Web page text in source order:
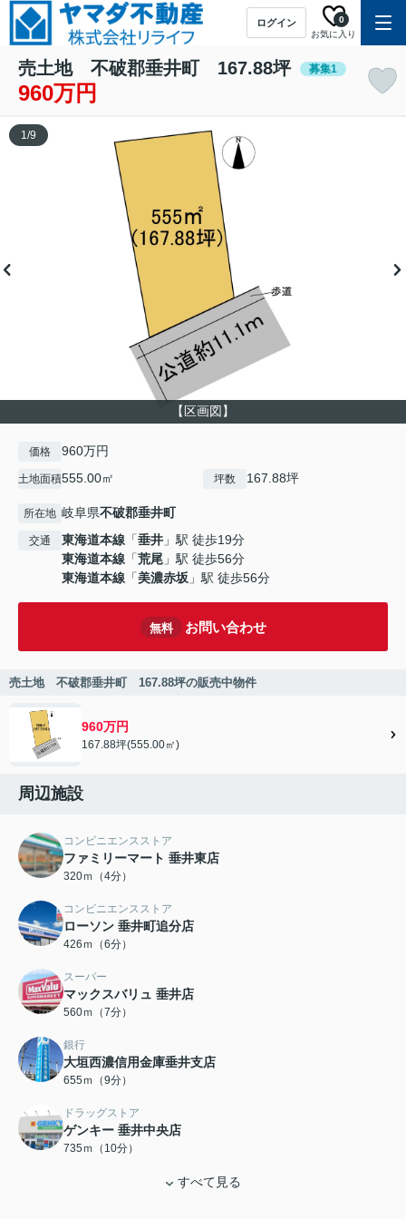
ログイン
お気に入り
0
売土地 不破郡垂井町 167.88坪 募集1
960万円
【区画図】
1/9
価格 960万円
土地面積555.00㎡ 坪数 167.88坪
所在地 岐阜県不破郡垂井町
交通 東海道本線 「垂井 」駅 徒歩19分
東海道本線 「荒尾 」駅 徒歩56分
東海道本線 「美濃赤坂 」駅 徒歩56分
無料 お問い合わせ
売土地 不破郡垂井町 167.88坪の販売中物件
960万円
167.88坪(555.00㎡)
周辺施設
コンビニエンスストア
ファミリーマート 垂井東店
320ｍ（4分）
コンビニエンスストア
ローソン 垂井町追分店
426ｍ（6分）
スーパー
マックスバリュ 垂井店
560ｍ（7分）
銀行
大垣西濃信用金庫垂井支店
655ｍ（9分）
ドラッグストア
ゲンキー 垂井中央店
735ｍ（10分）
すべて見る